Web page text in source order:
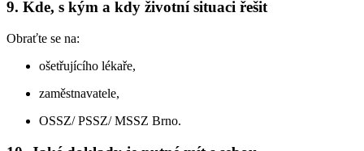
9. Kde, s kým a kdy životní situaci řešit
Obraťte se na:
ošetřujícího lékaře,
zaměstnavatele,
OSSZ/ PSSZ/ MSSZ Brno.